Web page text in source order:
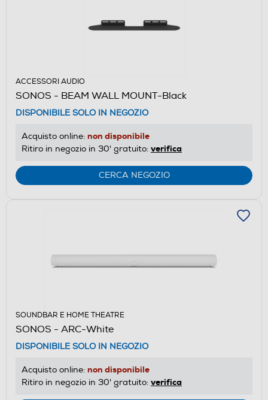
ACCESSORI AUDIO
SONOS - BEAM WALL MOUNT-Black
DISPONIBILE SOLO IN NEGOZIO
Acquisto online: non disponibile
Ritiro in negozio in 30' gratuito: verifica
CERCA NEGOZIO
SOUNDBAR E HOME THEATRE
SONOS - ARC-White
DISPONIBILE SOLO IN NEGOZIO
Acquisto online: non disponibile
Ritiro in negozio in 30' gratuito: verifica